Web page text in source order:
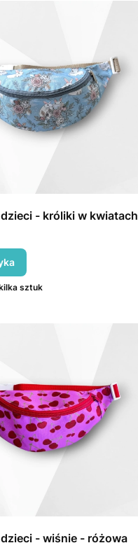
- króliki w kwiatach
sztuk
- wiśnie - różowa